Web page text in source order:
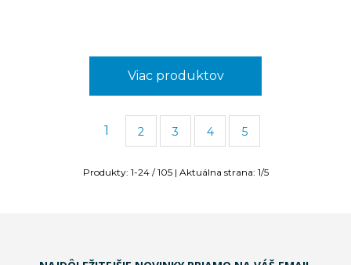
Viac produktov
1 2 3 4 5
Produkty: 1-24/105| Aktuálna strana: 1/5